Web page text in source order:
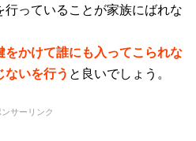
行っていることが家族にばれな
をかけて誰にも入ってこられな
ないを行う と良いでしょう。
ンサーリンク